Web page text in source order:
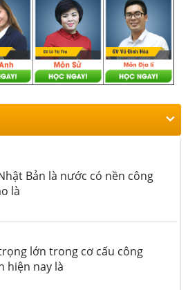
Bản là nước có nền công
là
lớn trong cơ cấu công
hiện nay là